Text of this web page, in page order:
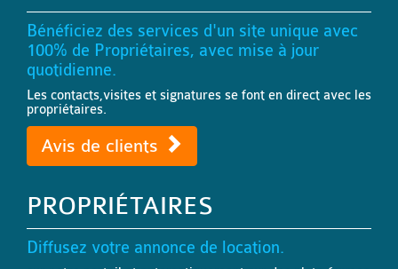
Bénéficiez des services d'un site unique avec
100% de Propriétaires, avec mise à jour
quotidienne.
Les contacts,visites et signatures se font en direct avec les
propriétaires.
Avis de clients
PROPRIÉTAIRES
Diffusez votre annonce de location.